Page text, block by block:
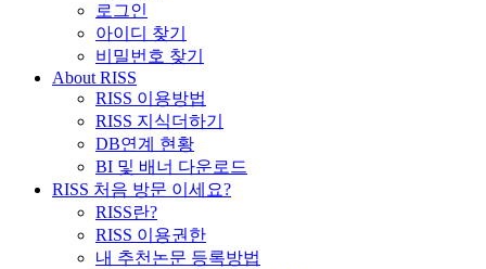
로그인
아이디 찾기
비밀번호 찾기
About RISS
RISS 이용방법
RISS 지식더하기
DB연계 현황
BI 및 배너 다운로드
RISS 처음 방문 이세요?
RISS란?
RISS 이용권한
내 추천논문 등록방법